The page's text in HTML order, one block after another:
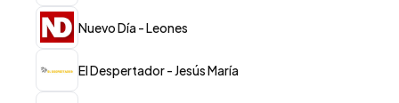
Nuevo Día - Leones
El Despertador - Jesús María